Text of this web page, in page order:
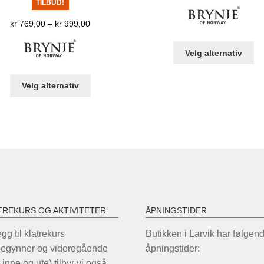
TILBUD!
kr 769,00 – kr 999,00Prisområde:
Velg alternativ
Velg alternativ
OG AKTIVITETER
til klatrekurs
og videregående
ÅPNINGSTIDER
Butikken i Larvik har
åpningstider: